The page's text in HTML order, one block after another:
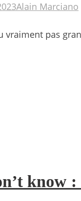
Alain Marciano
vraiment pas
know :